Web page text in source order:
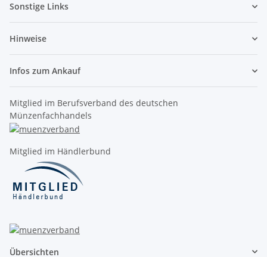
Sonstige Links
Hinweise
Infos zum Ankauf
Mitglied im Berufsverband des deutschen
Münzenfachhandels
Mitglied im Händlerbund
Übersichten